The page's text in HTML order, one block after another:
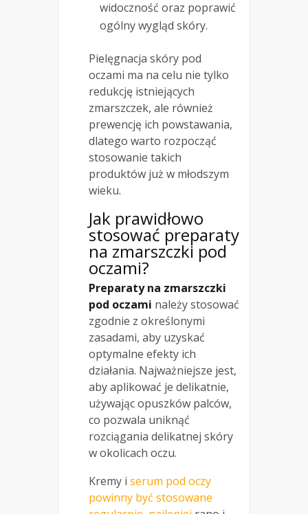
widoczność oraz poprawić
ogólny wygląd skóry.
Pielęgnacja skóry pod
oczami ma na celu nie tylko
redukcję istniejących
zmarszczek, ale również
prewencję ich powstawania,
dlatego warto rozpocząć
stosowanie takich
produktów już w młodszym
wieku.
Jak prawidłowo
stosować preparaty
na zmarszczki pod
oczami?
Preparaty na zmarszczki
pod oczami należy stosować
zgodnie z określonymi
zasadami, aby uzyskać
optymalne efekty ich
działania. Najważniejsze jest,
aby aplikować je delikatnie,
używając opuszków palców,
co pozwala uniknąć
rozciągania delikatnej skóry
w okolicach oczu.
Kremy i serum pod oczy
powinny być stosowane